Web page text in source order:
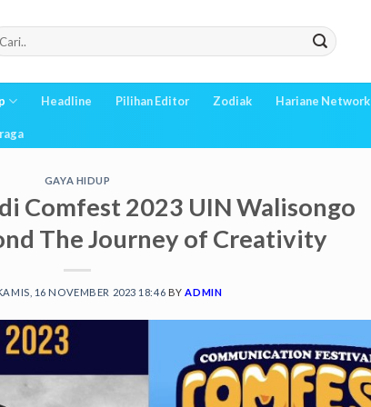
Headline Pilihan Editor Zodiak Hariane Network
GAYA HIDUP
Comfest 2023 UIN Walisongo
The Journey of Creativity
16 NOVEMBER 2023 18:46 BY ADMIN